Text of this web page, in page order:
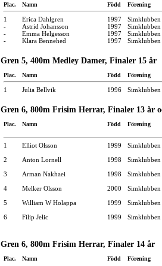
Plac. Namn Född Förening
1 Erica Dahlgren 1997
Simklubben
-
Astrid Johansson 1997
Simklubben
-
Emma Helgesson 1997
-
Klara Bennehed 1997
Gren 5, 400m Medley Damer, Finaler 15 år
Plac. Namn Född Förening
1 Julia Bellvik 1996 Simklubben
Gren 6, 800m Frisim Herrar, Finaler 13 år
Plac. Namn Född Förening
1 Elliot Olsson 1999
2
Anton Lornell 1998
3
Arman Nakhaei 1998
Simklubben
4
Melker Olsson 2000
5
William W Holappa 1999
6
Filip Jelic 1999
Gren 6, 800m Frisim Herrar, Finaler 14 år
Plac. Namn Född Förening